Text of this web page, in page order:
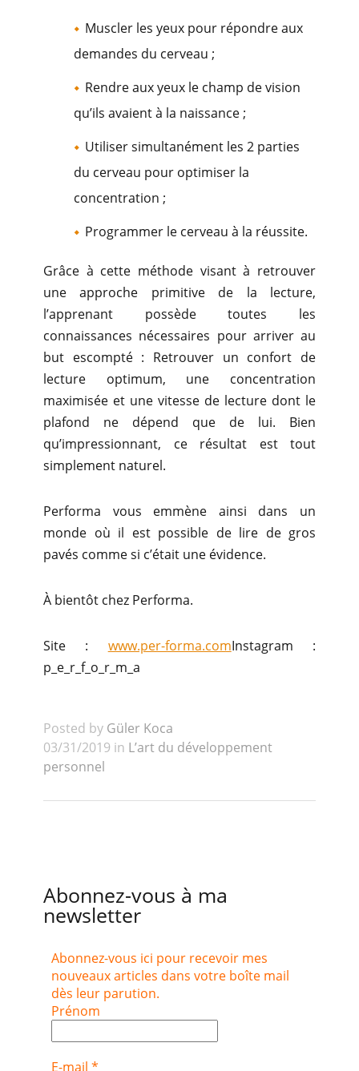
​Muscler les yeux pour répondre aux
demandes du cerveau ;
Rendre aux yeux le champ de vision
qu’ils avaient à la naissance ;
Utiliser simultanément les 2 parties
du cerveau pour optimiser la
concentration ;
Programmer le cerveau à la réussite.
​Grâce à cette méthode visant à retrouver
une approche primitive de la lecture,
l’apprenant possède toutes les
connaissances nécessaires pour arriver au
but escompté : Retrouver un confort de
lecture optimum, une concentration
maximisée et une vitesse de lecture dont le
plafond ne dépend que de lui. Bien
qu’impressionnant, ce résultat est tout
simplement naturel.
Performa vous emmène ainsi dans un
monde où il est possible de lire de gros
pavés comme si c’était une évidence.
À bientôt chez Performa.
Site : www.per-forma.comInstagram :
p_e_r_f_o_r_m_a
Posted by Güler Koca
03/31/2019 in L’art du développement
personnel
Abonnez-vous à ma
newsletter
Abonnez-vous ici pour recevoir mes
nouveaux articles dans votre boîte mail
dès leur parution.
Prénom
E-mail *